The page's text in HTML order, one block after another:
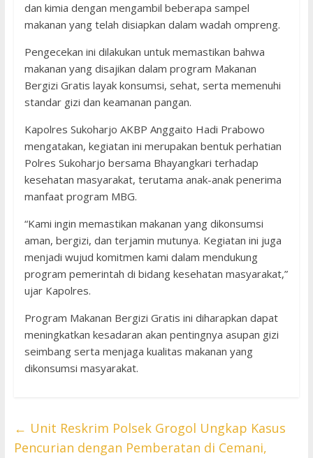
dan kimia dengan mengambil beberapa sampel
makanan yang telah disiapkan dalam wadah ompreng.
Pengecekan ini dilakukan untuk memastikan bahwa
makanan yang disajikan dalam program Makanan
Bergizi Gratis layak konsumsi, sehat, serta memenuhi
standar gizi dan keamanan pangan.
Kapolres Sukoharjo AKBP Anggaito Hadi Prabowo
mengatakan, kegiatan ini merupakan bentuk perhatian
Polres Sukoharjo bersama Bhayangkari terhadap
kesehatan masyarakat, terutama anak-anak penerima
manfaat program MBG.
“Kami ingin memastikan makanan yang dikonsumsi
aman, bergizi, dan terjamin mutunya. Kegiatan ini juga
menjadi wujud komitmen kami dalam mendukung
program pemerintah di bidang kesehatan masyarakat,”
ujar Kapolres.
Program Makanan Bergizi Gratis ini diharapkan dapat
meningkatkan kesadaran akan pentingnya asupan gizi
seimbang serta menjaga kualitas makanan yang
dikonsumsi masyarakat.
← Unit Reskrim Polsek Grogol Ungkap Kasus
Pencurian dengan Pemberatan di Cemani,